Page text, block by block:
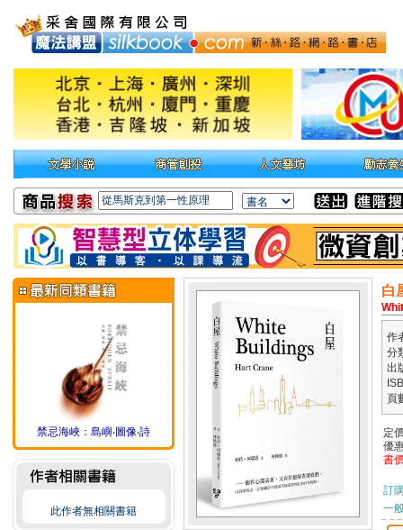
禁忌海峽：島嶼‧圖像‧詩
此作者無相關書籍
白
作
分
出
頁
定
優
書
訂
一